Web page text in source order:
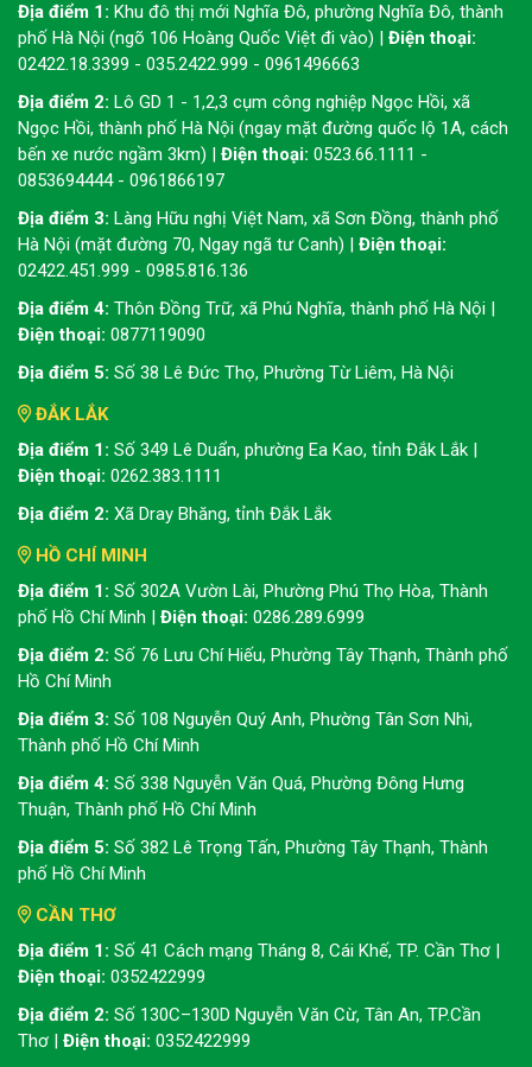
Địa điểm 1: Khu đô thị mới Nghĩa Đô, phường Nghĩa Đô, thành
phố Hà Nội (ngõ 106 Hoàng Quốc Việt đi vào) | Điện thoại:
02422.18.3399 - 035.2422.999 - 0961496663
Địa điểm 2: Lô GD 1 - 1,2,3 cụm công nghiệp Ngọc Hồi, xã
Ngọc Hồi, thành phố Hà Nội (ngay mặt đường quốc lộ 1A, cách
bến xe nước ngầm 3km) | Điện thoại: 0523.66.1111 -
0853694444 - 0961866197
Địa điểm 3: Làng Hữu nghị Việt Nam, xã Sơn Đồng, thành phố
Hà Nội (mặt đường 70, Ngay ngã tư Canh) | Điện thoại:
02422.451.999 - 0985.816.136
Địa điểm 4: Thôn Đồng Trữ, xã Phú Nghĩa, thành phố Hà Nội |
Điện thoại: 0877119090
Địa điểm 5: Số 38 Lê Đức Thọ, Phường Từ Liêm, Hà Nội
ĐẮK LẮK
Địa điểm 1: Số 349 Lê Duẩn, phường Ea Kao, tỉnh Đắk Lắk |
Điện thoại: 0262.383.1111
Địa điểm 2: Xã Dray Bhăng, tỉnh Đắk Lắk
HỒ CHÍ MINH
Địa điểm 1: Số 302A Vườn Lài, Phường Phú Thọ Hòa, Thành
phố Hồ Chí Minh | Điện thoại: 0286.289.6999
Địa điểm 2: Số 76 Lưu Chí Hiếu, Phường Tây Thạnh, Thành phố
Hồ Chí Minh
Địa điểm 3: Số 108 Nguyễn Quý Anh, Phường Tân Sơn Nhì,
Thành phố Hồ Chí Minh
Địa điểm 4: Số 338 Nguyễn Văn Quá, Phường Đông Hưng
Thuận, Thành phố Hồ Chí Minh
Địa điểm 5: Số 382 Lê Trọng Tấn, Phường Tây Thạnh, Thành
phố Hồ Chí Minh
CẦN THƠ
Địa điểm 1: Số 41 Cách mạng Tháng 8, Cái Khế, TP. Cần Thơ |
Điện thoại: 0352422999
Địa điểm 2: Số 130C–130D Nguyễn Văn Cừ, Tân An, TP.Cần
Thơ | Điện thoại: 0352422999